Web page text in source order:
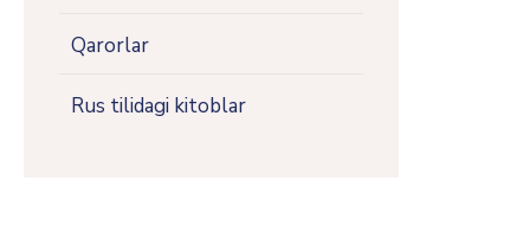
Qarorlar
Rus tilidagi kitoblar